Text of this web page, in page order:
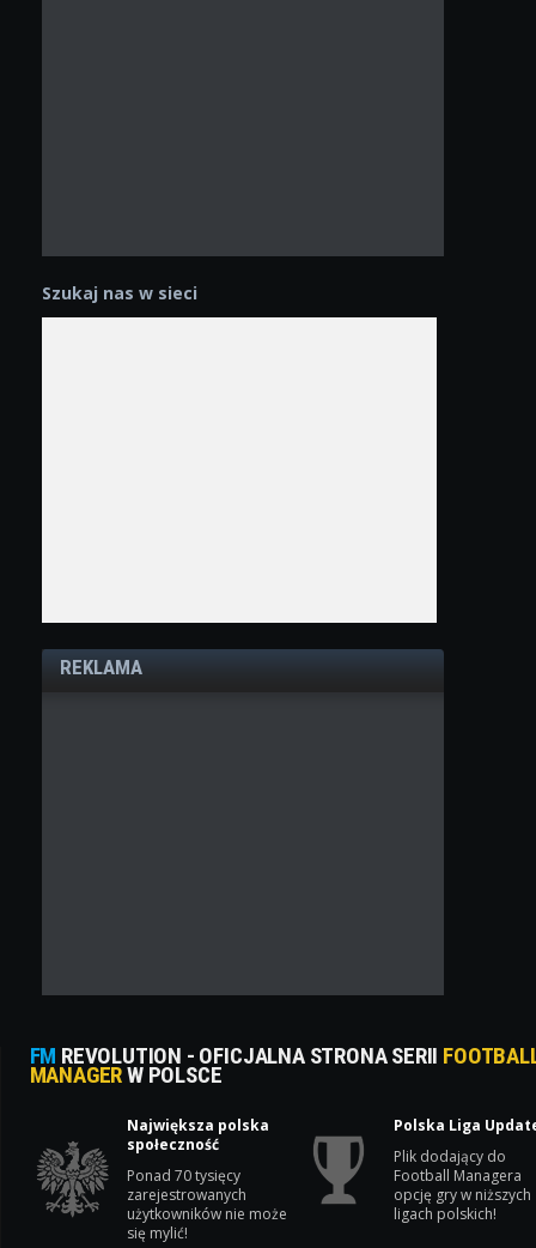
Szukaj nas w sieci
REKLAMA
FM REVOLUTION - OFICJALNA STRONA SERII
MANAGERW POLSCE
Największa polska
społeczność
Ponad 70 tysięcy
zarejestrowanych
użytkowników nie może
się mylić!
Polska Liga
Plik dodający do
Football Managera
opcję gry w niższych
ligach polskich!